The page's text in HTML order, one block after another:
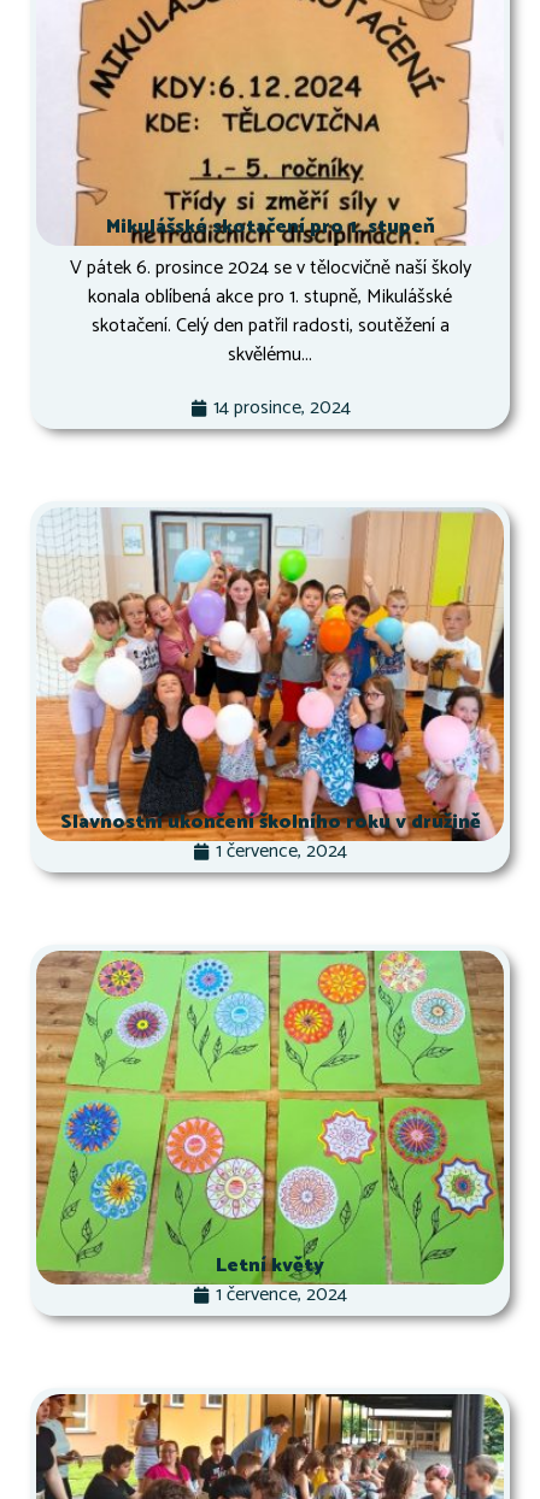
Mikulášské skotačení pro 1. stupeň
V pátek 6. prosince 2024 se v tělocvičně naší školy
konala oblíbená akce pro 1. stupně, Mikulášské
skotačení. Celý den patřil radosti, soutěžení a
skvělému...
14 prosince, 2024
Slavnostní ukončení školního roku v družině
1 července, 2024
Letní květy
1 července, 2024